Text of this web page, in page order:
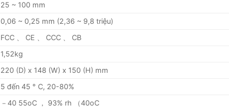
25 ~ 100 mm
0,06 ~ 0,25 mm (2,36 ~ 9,8 triệu)
FCC 、 CE 、 CCC 、 CB
1,52kg
220 (D) x 148 (W) x 150 (H) mm
5 đến 45 ° C, 20-80%
－40 55oC ， 93% rh （40oC